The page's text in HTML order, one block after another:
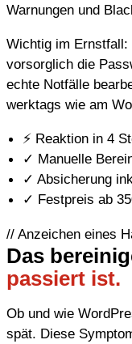
Warnungen und
Wichtig im
vorsorglich die
echte Notfälle
werktags wie am
⚡ Reaktion in 4
✓ Manuelle
✓ Absicherung
✓ Festpreis ab
// Anzeichen eines
Das
passiert ist.
Ob und wie
spät. Diese